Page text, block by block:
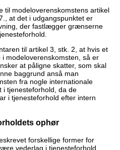
til modeloverenskomstens artikel
at det i udgangspunktet er
der fastlægger grænserne
til artikel 3, stk. 2, at hvis et
modeloverenskomsten, så er
at påligne skatter, som skal
baggrund anså man
fra nogle internationale
tjenesteforhold, da de
i tjenesteforhold efter intern
ophør
forskellige former for
vederlag i tjenesteforhold,